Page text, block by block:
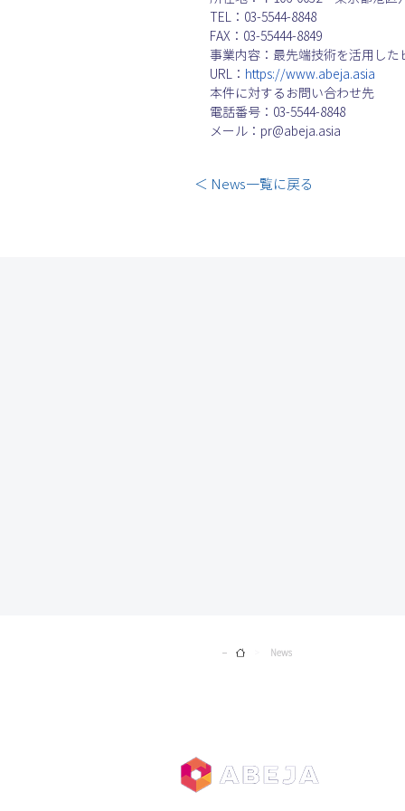
TEL：03-5544-8848
FAX：03-55444-8849
事業内容：最先端技術を活用した
URL： https://www.abeja.asia
本件に対するお問い合わせ先
電話番号：03-5544-8848
＜ News一覧に戻る
News